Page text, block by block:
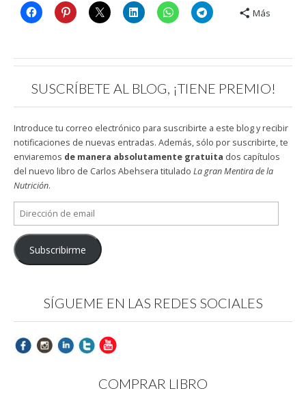
Más
SUSCRÍBETE AL BLOG, ¡TIENE PREMIO!
Introduce tu correo electrónico para suscribirte a este blog y recibir
notificaciones de nuevas entradas. Además, sólo por suscribirte, te
enviaremos de manera absolutamente gratuita dos capítulos
del nuevo libro de Carlos Abehsera titulado La gran Mentira de la
Nutrición.
Dirección
de
email
Subscribirme
SÍGUEME EN LAS REDES SOCIALES
COMPRAR LIBRO